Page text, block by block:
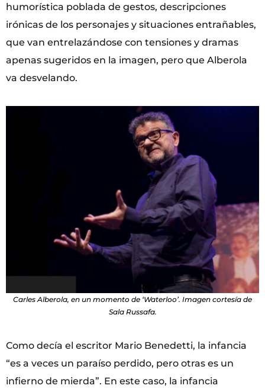
humorística poblada de gestos, descripciones
irónicas de los personajes y situaciones entrañables,
que van entrelazándose con tensiones y dramas
apenas sugeridos en la imagen, pero que Alberola
va desvelando.
Carles Alberola, en un momento de ‘Waterloo’. Imagen cortesía de
Sala Russafa.
Como decía el escritor Mario Benedetti, la infancia
“es a veces un paraíso perdido, pero otras es un
infierno de mierda”. En este caso, la infancia